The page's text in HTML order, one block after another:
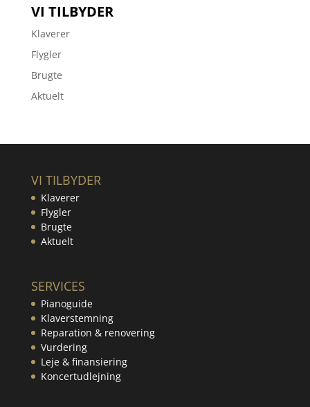
VI TILBYDER
Klaverer
Flygler
Brugte
Aktuelt
VI TILBYDER
Klaverer
Flygler
Brugte
Aktuelt
SERVICES
Pianoguide
Klaverstemning
Reparation & renovering
Vurdering
Leje & finansiering
Koncertudlejning